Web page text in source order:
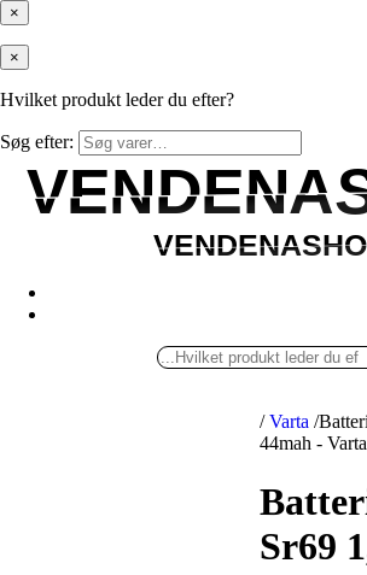
×
×
Hvilket produkt leder du efter?
Søg efter:
/ Varta /
44mah - Varta
Sr69